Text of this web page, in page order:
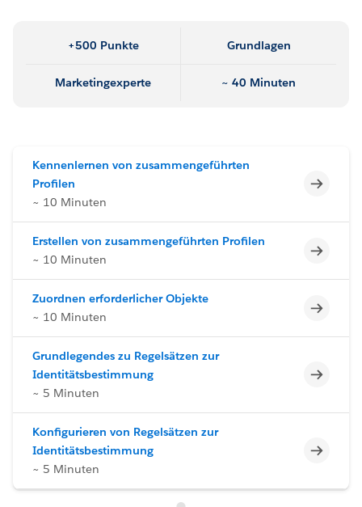
+500 Punkte Grundlagen
Marketingexperte ~ 40 Minuten
Kennenlernen von zusammengeführten
Profilen
~ 10 Minuten
Erstellen von zusammengeführten Profilen
~ 10 Minuten
Zuordnen erforderlicher Objekte
~ 10 Minuten
Grundlegendes zu Regelsätzen zur
Identitätsbestimmung
~ 5 Minuten
Konfigurieren von Regelsätzen zur
Identitätsbestimmung
~ 5 Minuten